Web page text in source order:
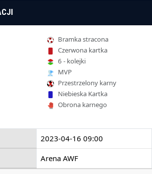
Bramka stracona
Czerwona kartka
6 - kolejki
MVP
Przestrzelony karny
Niebieska Kartka
Obrona karnego
2023-04-16 09:00
Arena AWF